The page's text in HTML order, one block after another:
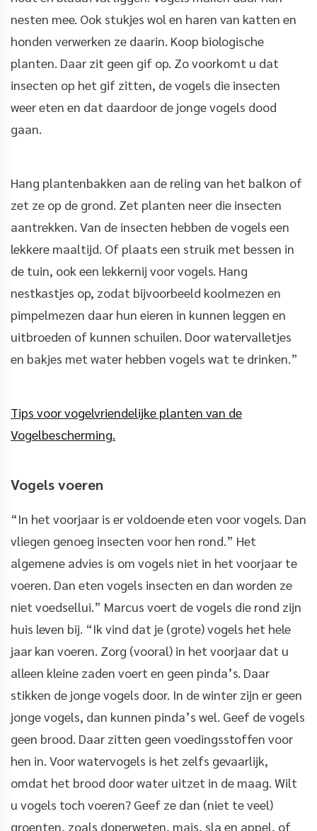
nesten mee. Ook stukjes wol en haren van katten en
honden verwerken ze daarin. Koop biologische
planten. Daar zit geen gif op. Zo voorkomt u dat
insecten op het gif zitten, de vogels die insecten
weer eten en dat daardoor de jonge vogels dood
gaan.
Hang plantenbakken aan de reling van het balkon of
zet ze op de grond. Zet planten neer die insecten
aantrekken. Van de insecten hebben de vogels een
lekkere maaltijd. Of plaats een struik met bessen in
de tuin, ook een lekkernij voor vogels. Hang
nestkastjes op, zodat bijvoorbeeld koolmezen en
pimpelmezen daar hun eieren in kunnen leggen en
uitbroeden of kunnen schuilen. Door watervalletjes
en bakjes met water hebben vogels wat te drinken.”
Tips voor vogelvriendelijke planten van de
Vogelbescherming.
Vogels voeren
“In het voorjaar is er voldoende eten voor vogels. Dan
vliegen genoeg insecten voor hen rond.” Het
algemene advies is om vogels niet in het voorjaar te
voeren. Dan eten vogels insecten en dan worden ze
niet voedsellui.” Marcus voert de vogels die rond zijn
huis leven bij. “Ik vind dat je (grote) vogels het hele
jaar kan voeren. Zorg (vooral) in het voorjaar dat u
alleen kleine zaden voert en geen pinda’s. Daar
stikken de jonge vogels door. In de winter zijn er geen
jonge vogels, dan kunnen pinda’s wel. Geef de vogels
geen brood. Daar zitten geen voedingsstoffen voor
hen in. Voor watervogels is het zelfs gevaarlijk,
omdat het brood door water uitzet in de maag. Wilt
u vogels toch voeren? Geef ze dan (niet te veel)
groenten, zoals doperweten, mais, sla en appel, of